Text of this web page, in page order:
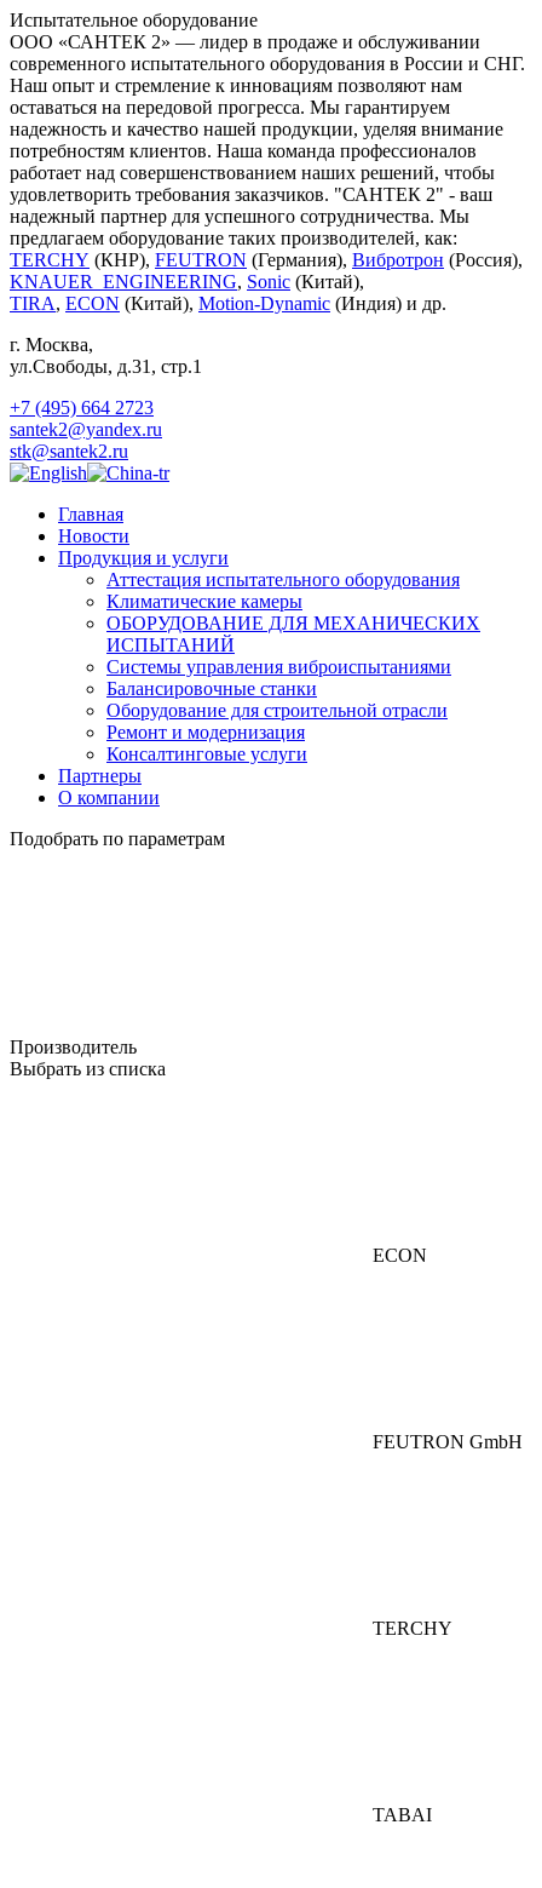
Испытательное оборудование
ООО «САНТЕК 2» — лидер в продаже и обслуживании
современного испытательного оборудования в России и СНГ.
Наш опыт и стремление к инновациям позволяют нам
оставаться на передовой прогресса. Мы гарантируем
надежность и качество нашей продукции, уделяя внимание
потребностям клиентов. Наша команда профессионалов
работает над совершенствованием наших решений, чтобы
удовлетворить требования заказчиков. "САНТЕК 2" - ваш
надежный партнер для успешного сотрудничества. Мы
предлагаем оборудование таких производителей, как:
TERCHY (КНР), FEUTRON (Германия), Вибротрон (Россия),
KNAUER_ENGINEERING, Sonic (Китай),
TIRA, ECON (Китай), Motion-Dynamic (Индия) и др.
г. Москва,
ул.Свободы, д.31, стр.1
+7 (495) 664 2723
santek2@yandex.ru
stk@santek2.ru
Главная
Новости
Продукция и услуги
Аттестация испытательного оборудования
Климатические камеры
ОБОРУДОВАНИЕ ДЛЯ МЕХАНИЧЕСКИХ
ИСПЫТАНИЙ
Системы управления виброиспытаниями
Балансировочные станки
Оборудование для строительной отрасли
Ремонт и модернизация
Консалтинговые услуги
Партнеры
О компании
Подобрать по параметрам
Производитель
Выбрать из списка
ECON
FEUTRON GmbH
TERCHY
TABAI